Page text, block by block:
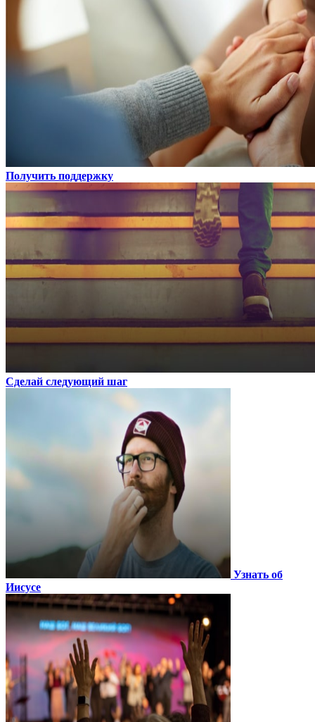
Получить поддержку
Сделай следующий шаг
Узнать об
Иисусе